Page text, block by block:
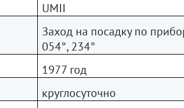
UMII
Заход на посадку по
054°, 234°
1977 год
круглосуточно